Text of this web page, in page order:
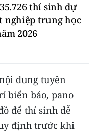
thí sinh dự
nghiệp trung học
2026
dung tuyên
biển báo, pano
để thí sinh dễ
định trước khi